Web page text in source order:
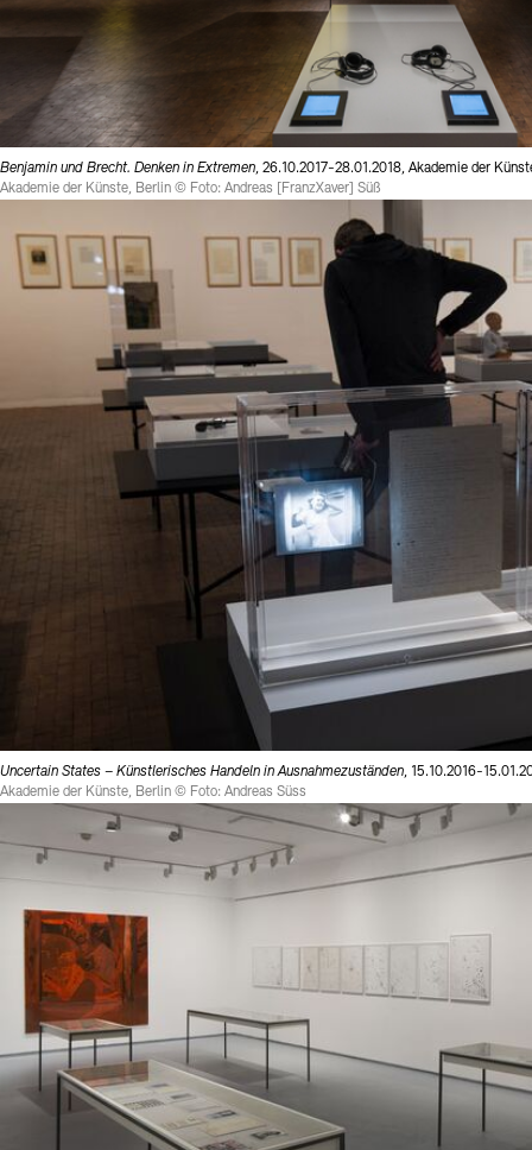
Benjamin und Brecht. Denken in Extremen, 26.10.2017-28.01.2018, Akademie der
Akademie der Künste, Berlin © Foto: Andreas [FranzXaver] Süß
Uncertain States – Künstlerisches Handeln in Ausnahmezuständen, 15.10.2016-
Akademie der Künste, Berlin © Foto: Andreas Süss